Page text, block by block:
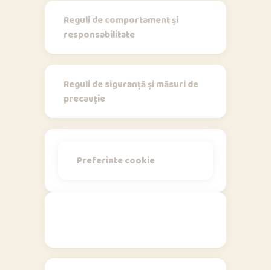
Reguli de comportament și
responsabilitate
Reguli de siguranță și măsuri de
precauție
Preferinte cookie